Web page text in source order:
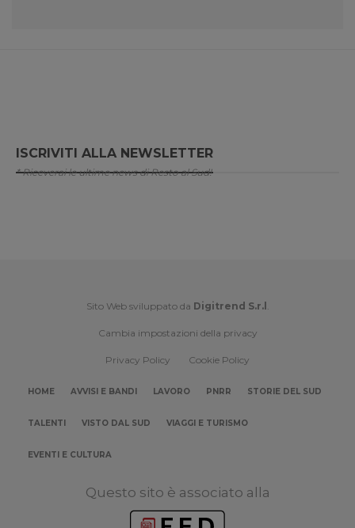
ISCRIVITI ALLA NEWSLETTER
* Riceverai le ultime news di Resto al Sud!
Sito Web sviluppato da Digitrend S.r.l .
Cambia impostazioni della privacy
Privacy Policy Cookie Policy
HOME AVVISI E BANDI LAVORO PNRR STORIE DEL SUD
TALENTI VISTO DAL SUD VIAGGI E TURISMO
EVENTI E CULTURA
Questo sito è associato alla